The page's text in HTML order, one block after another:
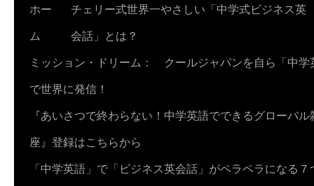
ホー
ム
チェリー式世界一やさしい「中学式ビジネス英
会話」とは？
ミッション・ドリーム： クールジャパンを自ら「中学
で世界に発信！
『あいさつで終わらない！中学英語でできるグローバ
座』登録はこちらから
「中学英語」で「ビジネス英会話」がペラペラになる